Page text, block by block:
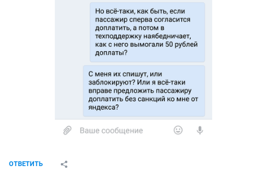
ОТВЕТИТЬ